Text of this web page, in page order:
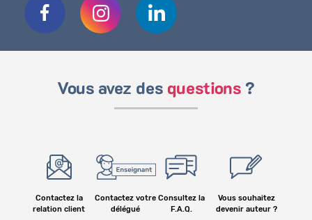
Vous avez des questions ?
Contactez la
relation client
Contactez votre
délégué
Consultez la
F.A.Q.
Vous souhaitez
devenir auteur ?